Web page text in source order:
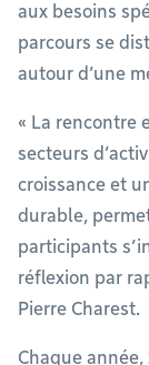
aux besoins
parcours se
autour d’une
« La rencontre
secteurs
croissance et
durable,
participants
réflexion par
Pierre Charest.
Chaque